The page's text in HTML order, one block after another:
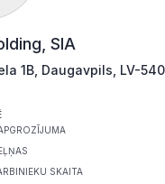
SIA
1B, Daugavpils, LV-
SKAITA